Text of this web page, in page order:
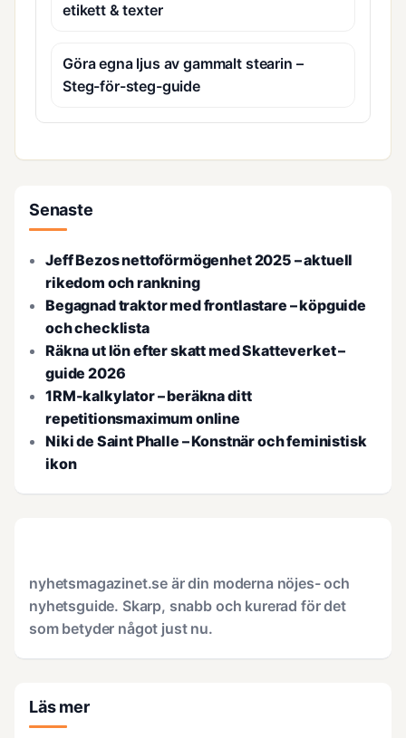
etikett & texter
Göra egna ljus av gammalt stearin –
Steg-för-steg-guide
Senaste
Jeff Bezos nettoförmögenhet 2025 – aktuell
rikedom och rankning
Begagnad traktor med frontlastare – köpguide
och checklista
Räkna ut lön efter skatt med Skatteverket –
guide 2026
1RM-kalkylator – beräkna ditt
repetitionsmaximum online
Niki de Saint Phalle – Konstnär och feministisk
ikon
nyhetsmagazinet.se är din moderna nöjes- och
nyhetsguide. Skarp, snabb och kurerad för det
som betyder något just nu.
Läs mer